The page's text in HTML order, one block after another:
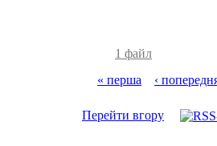
1 файл
« перша
‹
Перейти вгору